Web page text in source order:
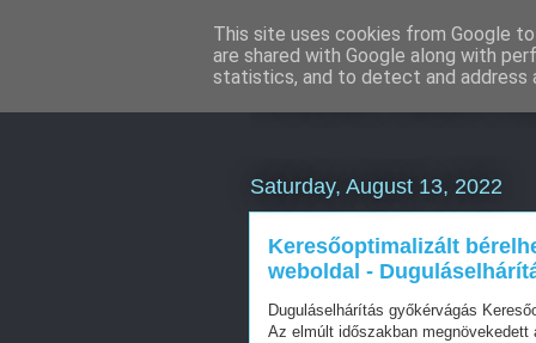
WordPress
Saturday, August 13, 2022
Keresőoptimalizált
weboldal -
Duguláselhárítás győkérvágás
Az elmúlt időszakban
This site uses cookies from Google
are shared with Google along with
statistics, and to detect and address